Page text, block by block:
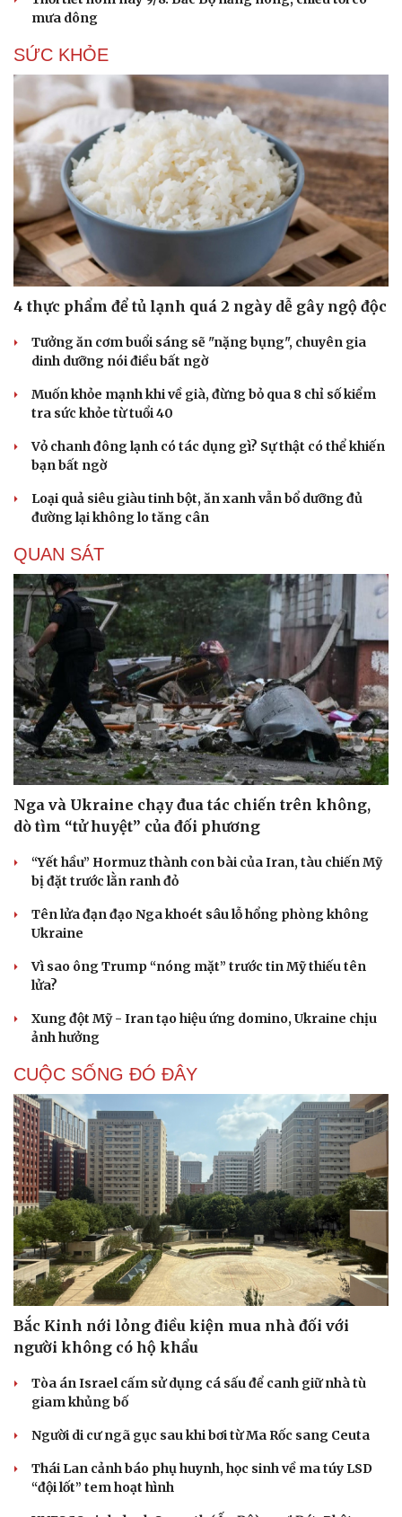
Du lịch
Tư vấn
Săn Tour
Podcast
Câu chuyện thời sự
Đọc truyện đêm khuya
Kể chuyện cho bé
Cải chính
mưa dông
SỨC KHỎE
4 thực phẩm để tủ lạnh quá 2 ngày dễ gây ngộ độc
Tưởng ăn cơm buổi sáng sẽ "nặng bụng", chuyên gia
dinh dưỡng nói điều bất ngờ
Muốn khỏe mạnh khi về già, đừng bỏ qua 8 chỉ số kiểm
tra sức khỏe từ tuổi 40
Vỏ chanh đông lạnh có tác dụng gì? Sự thật có thể khiến
bạn bất ngờ
Loại quả siêu giàu tinh bột, ăn xanh vẫn bổ dưỡng đủ
đường lại không lo tăng cân
QUAN SÁT
Nga và Ukraine chạy đua tác chiến trên không,
dò tìm “tử huyệt” của đối phương
“Yết hầu” Hormuz thành con bài của Iran, tàu chiến Mỹ
bị đặt trước lằn ranh đỏ
Tên lửa đạn đạo Nga khoét sâu lỗ hổng phòng không
Ukraine
Vì sao ông Trump “nóng mặt” trước tin Mỹ thiếu tên
lửa?
Xung đột Mỹ - Iran tạo hiệu ứng domino, Ukraine chịu
ảnh hưởng
CUỘC SỐNG ĐÓ ĐÂY
Bắc Kinh nới lỏng điều kiện mua nhà đối với
người không có hộ khẩu
Tòa án Israel cấm sử dụng cá sấu để canh giữ nhà tù
giam khủng bố
Người di cư ngã gục sau khi bơi từ Ma Rốc sang Ceuta
Thái Lan cảnh báo phụ huynh, học sinh về ma túy LSD
“đội lốt” tem hoạt hình